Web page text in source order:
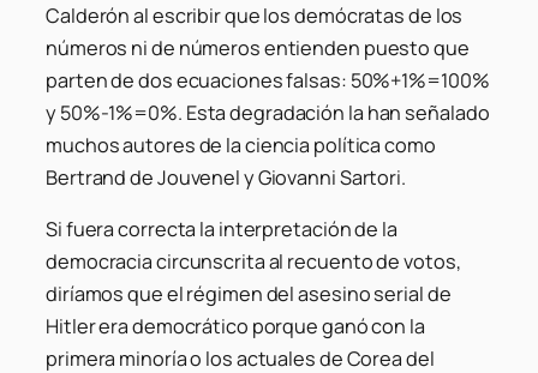
Calderón al escribir que los demócratas de los
números ni de números entienden puesto que
parten de dos ecuaciones falsas: 50%+1%=100%
y 50%-1%=0%. Esta degradación la han señalado
muchos autores de la ciencia política como
Bertrand de Jouvenel y Giovanni Sartori.
Si fuera correcta la interpretación de la
democracia circunscrita al recuento de votos,
diríamos que el régimen del asesino serial de
Hitler era democrático porque ganó con la
primera minoría o los actuales de Corea del